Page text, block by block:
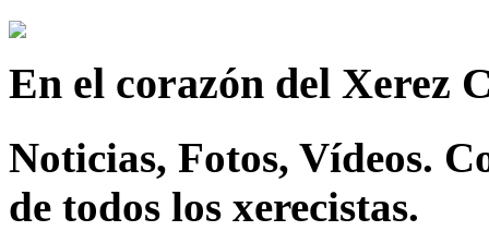
En el corazón del Xerez
Noticias, Fotos, Vídeos.
de todos los xerecistas.